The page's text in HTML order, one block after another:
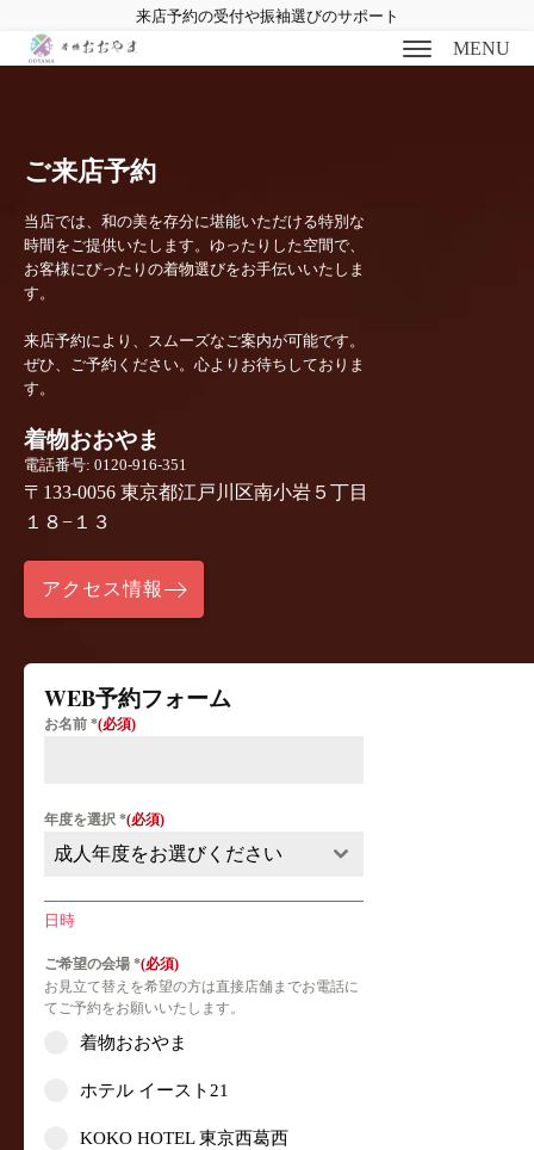
来店予約の受付や振袖選びのサポート
MENU
ご来店予約
当店では、和の美を存分に堪能いただける特別な
時間をご提供いたします。ゆったりした空間で、
お客様にぴったりの着物選びをお手伝いいたしま
す。
来店予約により、スムーズなご案内が可能です。
ぜひ、ご予約ください。心よりお待ちしておりま
す。
着物おおやま
電話番号: 0120-916-351
〒133-0056 東京都江戸川区南小岩５丁目
１８−１３
アクセス情報
WEB予約フォーム
お名前*
年度を選択*
成人年度をお選びください
日時
ご希望の会場*
お見立て替えを希望の方は直接店舗までお電話に
てご予約をお願いいたします。
着物おおやま
ホテル イースト21
KOKO HOTEL 東京西葛西